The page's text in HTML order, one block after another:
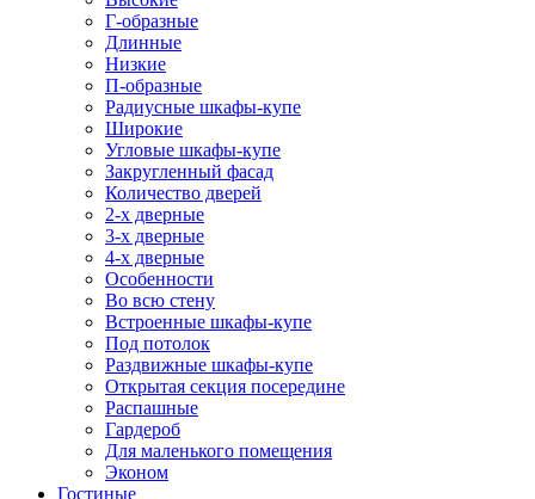
Г-образные
Длинные
Низкие
П-образные
Радиусные шкафы-купе
Широкие
Угловые шкафы-купе
Закругленный фасад
Количество дверей
2-х дверные
3-х дверные
4-х дверные
Особенности
Во всю стену
Встроенные шкафы-купе
Под потолок
Раздвижные шкафы-купе
Открытая секция посередине
Распашные
Гардероб
Для маленького помещения
Эконом
Гостиные